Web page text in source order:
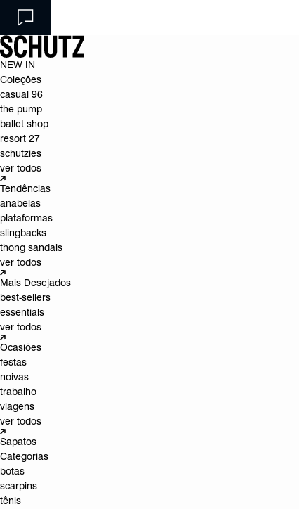
NEW IN
Coleções
casual 96
the pump
ballet shop
resort 27
schutzies
ver todos
Tendências
anabelas
plataformas
slingbacks
thong sandals
ver todos
Mais Desejados
best-sellers
essentials
ver todos
Ocasiões
festas
noivas
trabalho
viagens
ver todos
Sapatos
Categorias
botas
scarpins
tênis